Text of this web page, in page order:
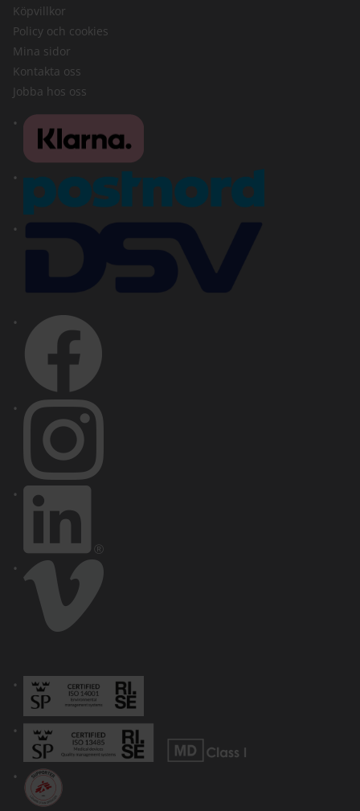
Köpvillkor
Policy och cookies
Mina sidor
Kontakta oss
Jobba hos oss